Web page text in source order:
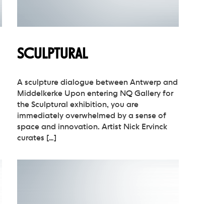
SCULPTURAL
A sculpture dialogue between Antwerp and
Middelkerke Upon entering NQ Gallery for
the Sculptural exhibition, you are
immediately overwhelmed by a sense of
space and innovation. Artist Nick Ervinck
curates […]